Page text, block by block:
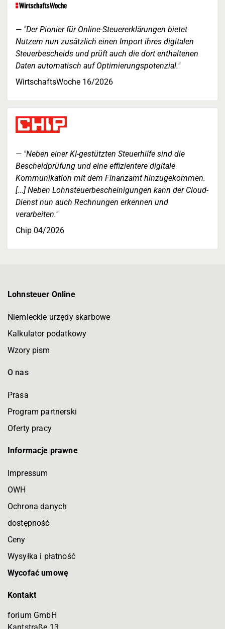
"Der Pionier für Online-Steuererklärungen bietet
Nutzern nun zusätzlich einen Import ihres digitalen
Steuerbescheids und prüft auch die dort enthaltenen
Daten automatisch auf Optimierungspotenzial."
WirtschaftsWoche 16/2026
"Neben einer KI-gestützten Steuerhilfe sind die
Bescheidprüfung und eine effizientere digitale
Kommunikation mit dem Finanzamt hinzugekommen.
[...] Neben Lohnsteuerbescheinigungen kann der Cloud-
Dienst nun auch Rechnungen erkennen und
verarbeiten."
Chip 04/2026
Lohnsteuer Online
Niemieckie urzędy skarbowe
Kalkulator podatkowy
Wzory pism
O nas
Prasa
Program partnerski
Oferty pracy
Informacje prawne
Impressum
OWH
Ochrona danych
dostępność
Ceny
Wysyłka i płatność
Wycofać umowę
Kontakt
forium GmbH